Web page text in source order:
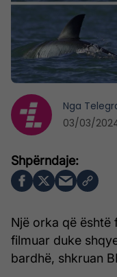
Një orka që është
filmuar duke
bardhë, shkruan
Nga
03/03/